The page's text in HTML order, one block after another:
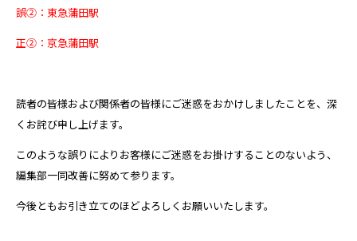
誤②：東急蒲田駅
正②：京急蒲田駅
読者の皆様および関係者の皆様にご迷惑をおかけしましたことを、深
くお詫び申し上げます。
このような誤りによりお客様にご迷惑をお掛けすることのないよう、
編集部一同改善に努めて参ります。
今後ともお引き立てのほどよろしくお願いいたします。